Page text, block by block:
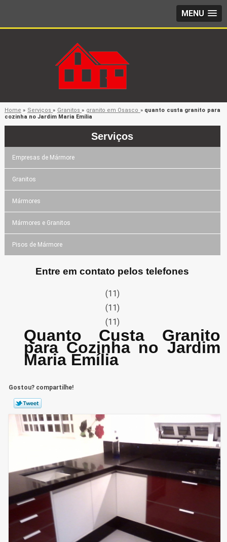
MENU
Home » Serviços» Granitos» granito em Osasco » quanto custa granito para
cozinha no Jardim Maria Emília
Serviços
Empresas de Mármore
Granitos
Mármores
Mármores e Granitos
Pisos de Mármore
Entre em contato pelos telefones
(11)
(11)
(11)
Quanto Custa Granito
para Cozinha no Jardim
Maria Emília
Gostou? compartilhe!